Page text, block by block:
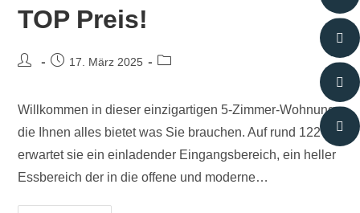
TOP Preis!
17. März 2025
Willkommen in dieser einzigartigen 5-Zimmer-Wohnung,
die Ihnen alles bietet was Sie brauchen. Auf rund 122 m²
erwartet sie ein einladender Eingangsbereich, ein heller
Essbereich der in die offene und moderne…